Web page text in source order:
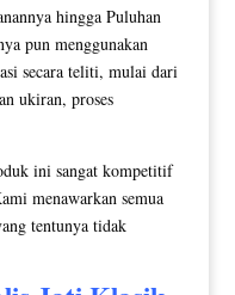
hingga Puluhan
pun menggunakan
secara teliti, mulai dari
ukiran, proses
ini sangat kompetitif
menawarkan semua
tentunya tidak